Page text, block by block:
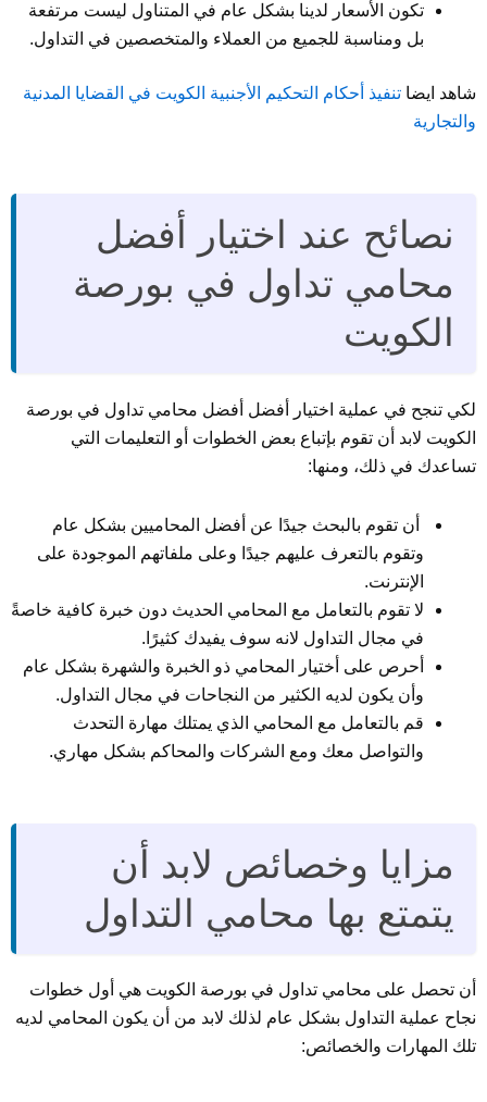
تكون الأسعار لدينا بشكل عام في المتناول ليست مرتفعة
بل ومناسبة للجميع من العملاء والمتخصصين في التداول.
شاهد ايضا تنفيذ أحكام التحكيم الأجنبية الكويت في القضايا المدنية
والتجارية
نصائح عند اختيار أفضل
محامي تداول في بورصة
الكويت
لكي تنجح في عملية اختيار أفضل أفضل محامي تداول في بورصة
الكويت لابد أن تقوم بإتباع بعض الخطوات أو التعليمات التي
تساعدك في ذلك، ومنها:
أن تقوم بالبحث جيدًا عن أفضل المحاميين بشكل عام
وتقوم بالتعرف عليهم جيدًا وعلى ملفاتهم الموجودة على
الإنترنت.
لا تقوم بالتعامل مع المحامي الحديث دون خبرة كافية خاصةً
في مجال التداول لانه سوف يفيدك كثيرًا.
أحرص على أختيار المحامي ذو الخبرة والشهرة بشكل عام
وأن يكون لديه الكثير من النجاحات في مجال التداول.
قم بالتعامل مع المحامي الذي يمتلك مهارة التحدث
والتواصل معك ومع الشركات والمحاكم بشكل مهاري.
مزايا وخصائص لابد أن
يتمتع بها محامي التداول
أن تحصل على محامي تداول في بورصة الكويت هي أول خطوات
نجاح عملية التداول بشكل عام لذلك لابد من أن يكون المحامي لديه
تلك المهارات والخصائص: